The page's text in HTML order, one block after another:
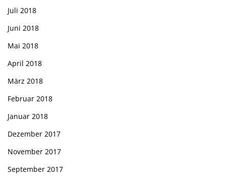
Juli 2018
Juni 2018
Mai 2018
April 2018
März 2018
Februar 2018
Januar 2018
Dezember 2017
November 2017
September 2017